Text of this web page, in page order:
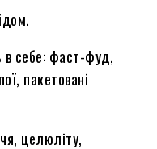
в себе: фаст-фуд,
пакетовані
целюліту,